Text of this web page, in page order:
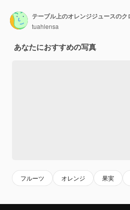
テーブル上のオレンジジュースのク
tuahlensa
あなたにおすすめの写真
フルーツ オレンジ 果実